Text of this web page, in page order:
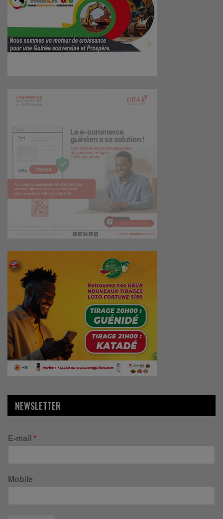
NEWSLETTER
E-mail *
Mobile